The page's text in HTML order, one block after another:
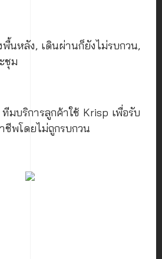
พื้นหลัง, เดินผ่านก็ยังไม่รบกวน,
ชุม
มบริการลูกค้าใช้ Krisp เพื่อรับ
ชีพโดยไม่ถูกรบกวน